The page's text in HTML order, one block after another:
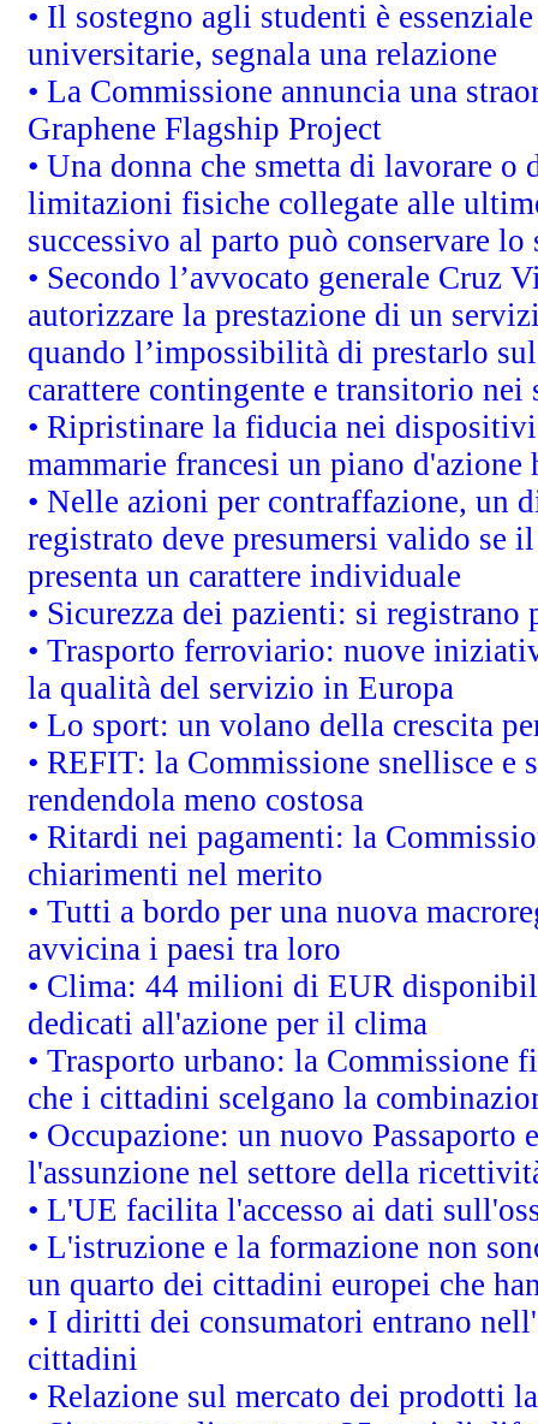
• Il sostegno agli studenti è
universitarie, segnala una relazione
• La Commissione annuncia una
Graphene Flagship Project
• Una donna che smetta di lavorare
limitazioni fisiche collegate alle
successivo al parto può conservare
• Secondo l’avvocato generale Cruz
autorizzare la prestazione di un
quando l’impossibilità di prestarlo
carattere contingente e transitorio
• Ripristinare la fiducia nei
mammarie francesi un piano
• Nelle azioni per contraffazione, un
registrato deve presumersi valido se
presenta un carattere individuale
• Sicurezza dei pazienti: si
• Trasporto ferroviario: nuove
la qualità del servizio in Europa
• Lo sport: un volano della crescita
• REFIT: la Commissione snellisce
rendendola meno costosa
• Ritardi nei pagamenti: la
chiarimenti nel merito
• Tutti a bordo per una nuova
avvicina i paesi tra loro
• Clima: 44 milioni di EUR
dedicati all'azione per il clima
• Trasporto urbano: la Commissione
che i cittadini scelgano la
• Occupazione: un nuovo Passaporto
l'assunzione nel settore della
• L'UE facilita l'accesso ai dati
• L'istruzione e la formazione non
un quarto dei cittadini europei che
• I diritti dei consumatori entrano
cittadini
• Relazione sul mercato dei prodotti